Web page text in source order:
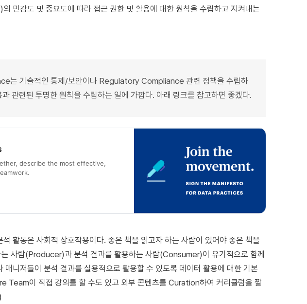
민감도 및 중요도에 따라 접근 권한 및 활용에 대한 원칙을 수립하고 지켜내는
는 기술적인 통제/보안이나 Regulatory Compliance 관련 정책을 수립하
관련된 투명한 원칙을 수립하는 일에 가깝다. 아래 링크를 참고하면 좋겠다.
describe the most effective,
석 활동은 사회적 상호작용이다. 좋은 책을 읽고자 하는 사람이 있어야 좋은 책을
사람(Producer)과 분석 결과를 활용하는 사람(Consumer)이 유기적으로 함께
니저들이 분석 결과를 실용적으로 활용할 수 있도록 데이터 활용에 대한 기본
Team이 직접 강의를 할 수도 있고 외부 콘텐츠를 Curation하여 커리큘럼을 짤